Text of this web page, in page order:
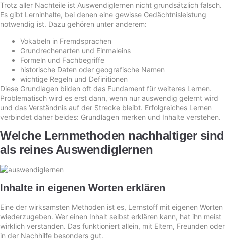
Trotz aller Nachteile ist Auswendiglernen nicht grundsätzlich falsch.
Es gibt Lerninhalte, bei denen eine gewisse Gedächtnisleistung
notwendig ist. Dazu gehören unter anderem:
Vokabeln in Fremdsprachen
Grundrechenarten und Einmaleins
Formeln und Fachbegriffe
historische Daten oder geografische Namen
wichtige Regeln und Definitionen
Diese Grundlagen bilden oft das Fundament für weiteres Lernen.
Problematisch wird es erst dann, wenn nur auswendig gelernt wird
und das Verständnis auf der Strecke bleibt. Erfolgreiches Lernen
verbindet daher beides: Grundlagen merken und Inhalte verstehen.
Welche Lernmethoden nachhaltiger sind
als reines Auswendiglernen
Inhalte in eigenen Worten erklären
Eine der wirksamsten Methoden ist es, Lernstoff mit eigenen Worten
wiederzugeben. Wer einen Inhalt selbst erklären kann, hat ihn meist
wirklich verstanden. Das funktioniert allein, mit Eltern, Freunden oder
in der Nachhilfe besonders gut.